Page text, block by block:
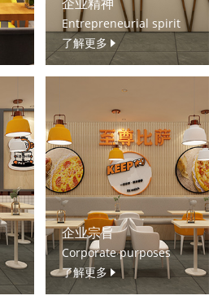
Entrepreneurial spirit
了解更多
企业宗旨
Corporate purposes
了解更多